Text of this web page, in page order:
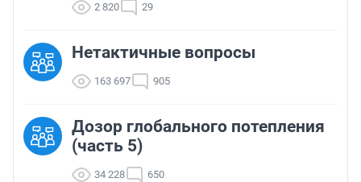
2 820 29
Нетактичные вопросы
163 697 905
Дозор глобального потепления
(часть 5)
34 228 650